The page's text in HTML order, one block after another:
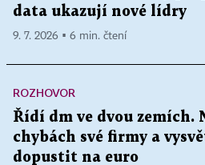
data ukazují nové lídry
9. 7. 2026 ▪ 6 min. čtení
ROZHOVOR
Řídí dm ve dvou zemích.
chybách své firmy a
dopustit na euro